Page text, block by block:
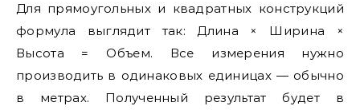
Для прямоугольных и квадратных конструкций
формула выглядит так: Длина × Ширина ×
Высота = Объем. Все измерения нужно
производить в одинаковых единицах — обычно
в метрах. Полученный результат будет в